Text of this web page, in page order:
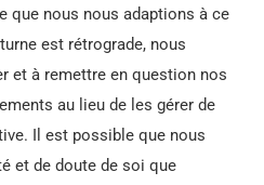
que nous nous adaptions à ce
est rétrograde, nous
et à remettre en question nos
au lieu de les gérer de
Il est possible que nous
et de doute de soi que